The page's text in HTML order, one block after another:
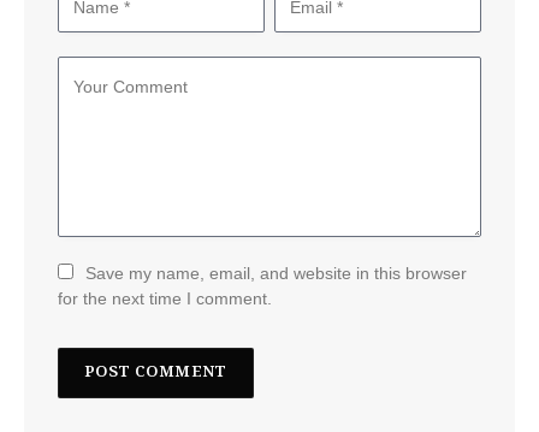
Save my name, email, and website in this browser
for the next time I comment.